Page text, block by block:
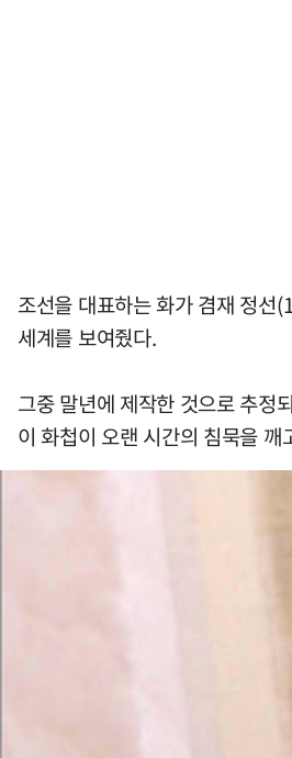
조선을 대표하는 화가 겸재 정
세계를 보여줬다.
그중 말년에 제작한 것으로 추정
이 화첩이 오랜 시간의 침묵을 깨